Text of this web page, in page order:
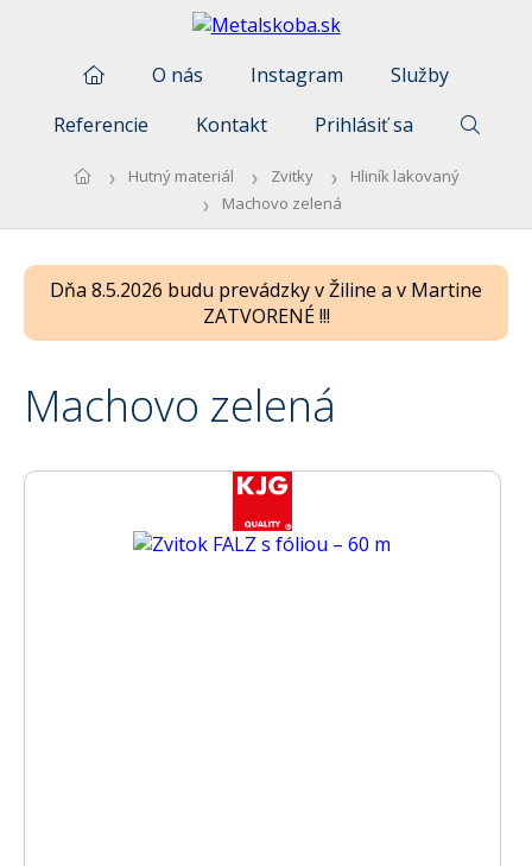
O nás Instagram
Služby
Referencie
Kontakt Prihlásiť sa
Hutný materiál Zvitky
Hliník lakovaný
Machovo zelená
Dňa 8.5.2026 budu prevádzky v Žiline a v Martine
ZATVORENÉ !!!
Machovo zelená